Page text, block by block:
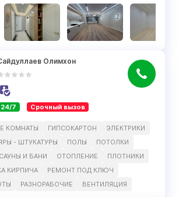
Олимхон
24/7 Срочный вызов
КОМНАТЫ ГИПСОКАРТОН
ЭЛЕКТРИКИ
- ШТУКАТУРЫ ПОЛЫ
ПОТОЛКИ
САУНЫ И БАНИ ОТОПЛЕНИЕ
ПЛОТНИКИ
КИРПИЧА
РЕМОНТ ПОД КЛЮЧ
РАЗНОРАБОЧИЕ ВЕНТИЛЯЦИЯ